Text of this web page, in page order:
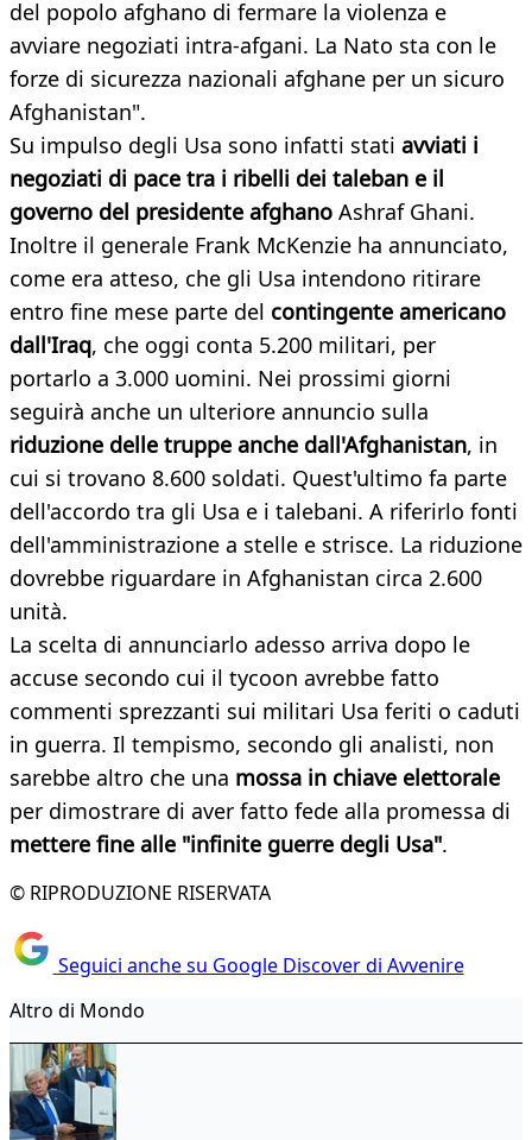
del popolo afghano di fermare la violenza e
avviare negoziati intra-afgani. La Nato sta con le
forze di sicurezza nazionali afghane per un sicuro
Afghanistan".
Su impulso degli Usa sono infatti stati avviati i
negoziati di pace tra i ribelli dei taleban e il
governo del presidente afghano Ashraf Ghani.
Inoltre il generale Frank McKenzie ha annunciato,
come era atteso, che gli Usa intendono ritirare
entro fine mese parte del contingente americano
dall'Iraq, che oggi conta 5.200 militari, per
portarlo a 3.000 uomini. Nei prossimi giorni
seguirà anche un ulteriore annuncio sulla
riduzione delle truppe anche dall'Afghanistan, in
cui si trovano 8.600 soldati. Quest'ultimo fa parte
dell'accordo tra gli Usa e i talebani. A riferirlo fonti
dell'amministrazione a stelle e strisce. La riduzione
dovrebbe riguardare in Afghanistan circa 2.600
unità.
La scelta di annunciarlo adesso arriva dopo le
accuse secondo cui il tycoon avrebbe fatto
commenti sprezzanti sui militari Usa feriti o caduti
in guerra. Il tempismo, secondo gli analisti, non
sarebbe altro che una mossa in chiave elettorale
per dimostrare di aver fatto fede alla promessa di
mettere fine alle "infinite guerre degli Usa".
© RIPRODUZIONE RISERVATA
Seguici anche su Google Discover di Avvenire
Altro di Mondo